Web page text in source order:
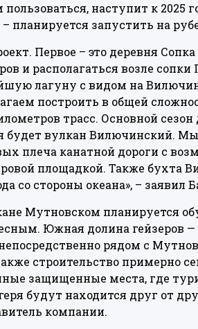
наступит к 2025
планируется запустить на
Первое – это деревня
и располагаться возле
лагуну с видом на
построить в общей
трасс. Основной
будет вулкан Вилючинский.
плеча канатной дороги с
площадкой. Также бухта
со стороны океана», – заявил
Мутновском планируется
Южная долина гейзеров
рядом с
строительство примерно
защищенные места, где
будут находится друг от
компании.